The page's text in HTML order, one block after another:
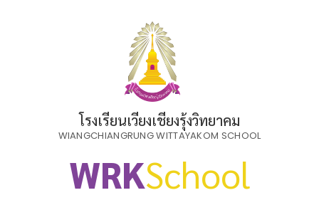
โรงเรียนเวียงเชียงรุ้งวิทยาคม
WIANGCHIANGRUNG WITTAYAKOM SCHOOL
WRKSchool